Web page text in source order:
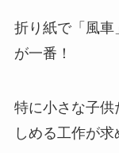
折り紙で「風
が一番！
特に小さな子供
しめる工作が求